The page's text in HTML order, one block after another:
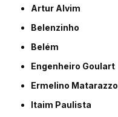
Artur Alvim
Belenzinho
Belém
Engenheiro Goulart
Ermelino Matarazzo
Itaim Paulista